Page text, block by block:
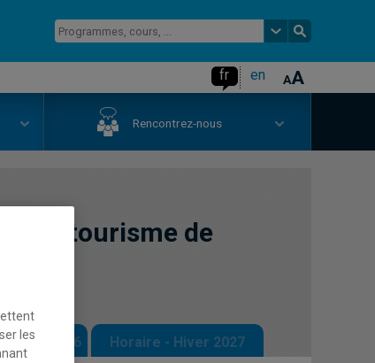
fr en
Rencontrez-nous
du tourisme de
2026 Horaire - Hiver 2027
les